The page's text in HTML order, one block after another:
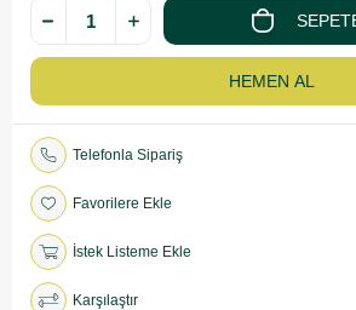
Telefonla Sipariş
Favorilere Ekle
İstek Listeme Ekle
Karşılaştır